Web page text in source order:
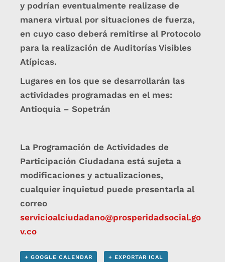
y podrían eventualmente realizase de
manera virtual por situaciones de fuerza,
en cuyo caso deberá remitirse al Protocolo
para la realización de Auditorías Visibles
Atípicas.
Lugares en los que se desarrollarán las
actividades programadas en el mes:
Antioquia – Sopetrán
La Programación de Actividades de
Participación Ciudadana está sujeta a
modificaciones y actualizaciones,
cualquier inquietud puede presentarla al
correo
servicioalciudadano@prosperidadsocial.go
v.co
+ GOOGLE CALENDAR + EXPORTAR ICAL